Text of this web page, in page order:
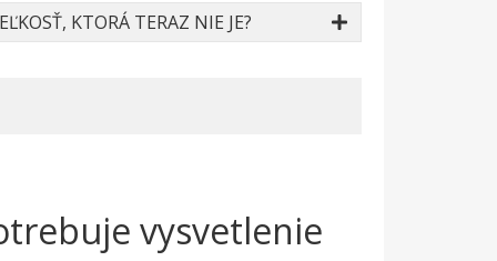
KTORÁ TERAZ NIE JE?
vysvetlenie